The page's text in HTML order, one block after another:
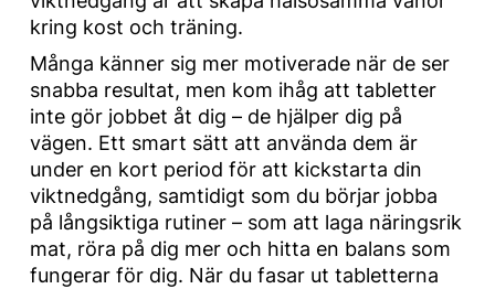
kring kost och träning.
Många känner sig mer motiverade när de ser
snabba resultat, men kom ihåg att tabletter
inte gör jobbet åt dig – de hjälper dig på
vägen. Ett smart sätt att använda dem är
under en kort period för att kickstarta din
viktnedgång, samtidigt som du börjar jobba
på långsiktiga rutiner – som att laga näringsrik
mat, röra på dig mer och hitta en balans som
fungerar för dig. När du fasar ut tabletterna